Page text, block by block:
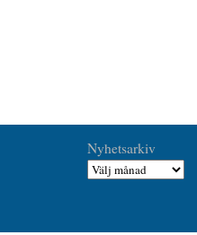
Nyhetsarkiv